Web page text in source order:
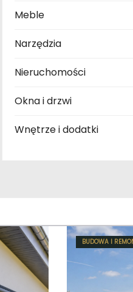
Meble
Narzędzia
Nieruchomości
Okna i drzwi
Wnętrze i dodatki
BUDOWA I